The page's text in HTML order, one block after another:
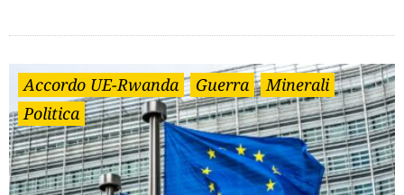
Accordo UE-Rwanda Guerra
Minerali
Politica